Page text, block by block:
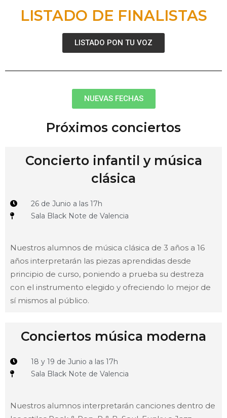
LISTADO DE FINALISTAS
LISTADO PON TU VOZ
NUEVAS FECHAS
Próximos conciertos
Concierto infantil y música
clásica
26 de Junio a las 17h
Sala Black Note de Valencia
Nuestros alumnos de música clásica de 3 años a 16
años interpretarán las piezas aprendidas desde
principio de curso, poniendo a prueba su destreza
con el instrumento elegido y ofreciendo lo mejor de
sí mismos al público.
Conciertos música moderna
18 y 19 de Junio a las 17h
Sala Black Note de Valencia
Nuestros alumnos interpretarán canciones dentro de